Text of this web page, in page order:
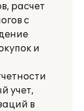
расчет
с
и
учет,
в